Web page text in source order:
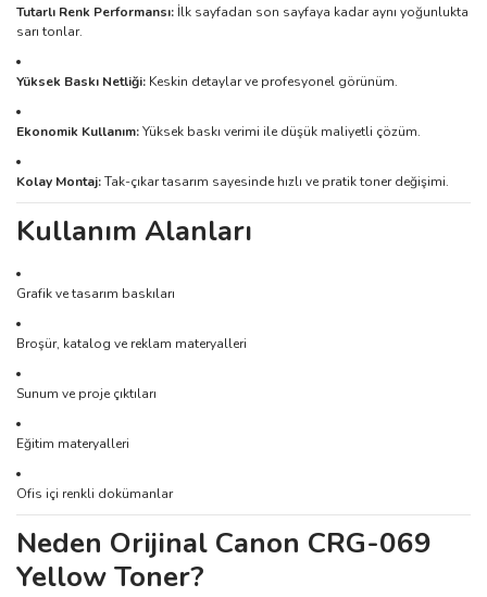
Tutarlı Renk Performansı: İlk sayfadan son sayfaya kadar aynı yoğunlukta
sarı tonlar.
Yüksek Baskı Netliği: Keskin detaylar ve profesyonel görünüm.
Ekonomik Kullanım:Yüksek baskı verimi ile düşük maliyetli çözüm.
Kolay Montaj:Tak-çıkar tasarım sayesinde hızlı ve pratik toner değişimi.
Kullanım Alanları
Grafik ve tasarım baskıları
Broşür, katalog ve reklam materyalleri
Sunum ve proje çıktıları
Eğitim materyalleri
Ofis içi renkli dokümanlar
Neden Orijinal Canon CRG-069
Yellow Toner?